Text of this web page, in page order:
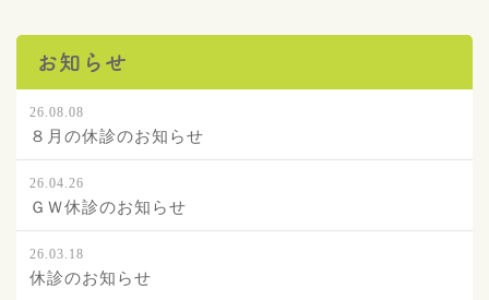
お知らせ
26.08.08
８月の休診のお知らせ
26.04.26
ＧＷ休診のお知らせ
26.03.18
休診のお知らせ